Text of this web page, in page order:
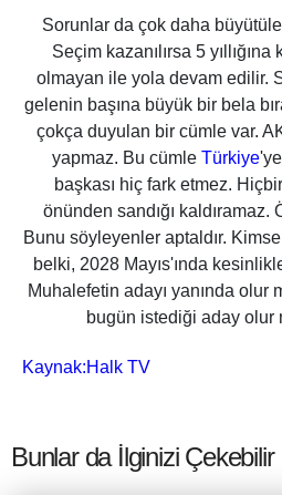
Sorunlar da çok daha
Seçim kazanılırsa 5 yıllığına
olmayan ile yola devam edilir.
gelenin başına büyük bir bela
çokça duyulan bir cümle var.
yapmaz. Bu cümle Türkiye
başkası hiç fark etmez.
önünden sandığı kaldıramaz.
Bunu söyleyenler aptaldır.
belki, 2028 Mayıs'ında
Muhalefetin adayı yanında olur
bugün istediği aday olur
Kaynak:Halk TV
Bunlar da İlginizi Çekebilir